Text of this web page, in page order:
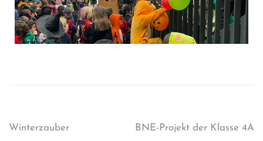
Winterzauber BNE-Projekt der Klasse 4A